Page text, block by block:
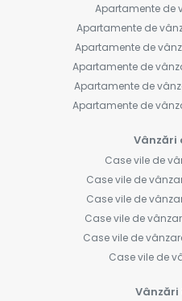
Apartamente de
Apartamente de
Apartamente de
Apartamente de
Apartamente de
Apartamente de
Vânzări
Case vile de
Case vile de
Case vile de
Case vile de
Case vile de
Case vile de
Vânzări